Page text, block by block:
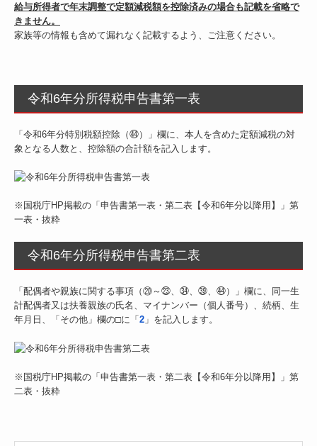
経理業務のポイント
社員の皆さんの手取り額が変わります
給与所得者で年末調整で定額減税額を控除済みの場合も記載を省略で
きません。
家族等の情報も含めて漏れなく記載するよう、ご注意ください。
令和6年分所得税申告書第一表
「令和6年分特別税額控除（㊹）」欄に、本人を含めた定額減税の対
象となる人数と、控除額の合計額を記入します。
※国税庁HP掲載の「申告書第一表・第二表【令和6年分以降用】」第
一表・抜粋
令和6年分所得税申告書第二表
「配偶者や親族に関する事項（⑳～㉓、㉞、㊴、㊹）」欄に、同一生
計配偶者又は扶養親族の氏名、マイナンバー（個人番号）、続柄、生
年月日、「その他」欄の□に「 2 」を記入します。
※国税庁HP掲載の「申告書第一表・第二表【令和6年分以降用】」第
二表・抜粋